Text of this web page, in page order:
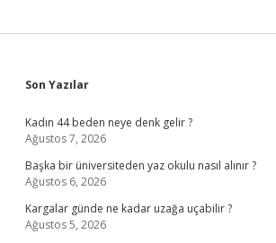
Sidebar
Son Yazılar
Kadın 44 beden neye denk gelir ?
Ağustos 7, 2026
Başka bir üniversiteden yaz okulu nasıl alınır ?
Ağustos 6, 2026
Kargalar günde ne kadar uzağa uçabilir ?
Ağustos 5, 2026